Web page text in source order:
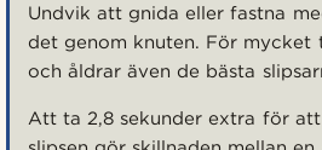
Undvik att gnida eller fastna
det genom knuten. För mycket
och åldrar även de bästa
Att ta 2,8 sekunder extra för